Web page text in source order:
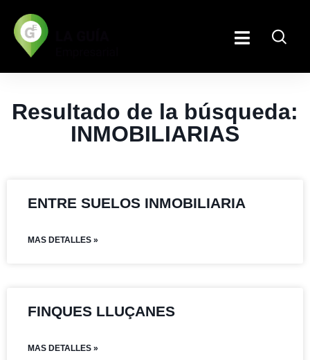
Resultado de la búsqueda:
INMOBILIARIAS
ENTRE SUELOS INMOBILIARIA
MAS DETALLES »
FINQUES LLUÇANES
MAS DETALLES »